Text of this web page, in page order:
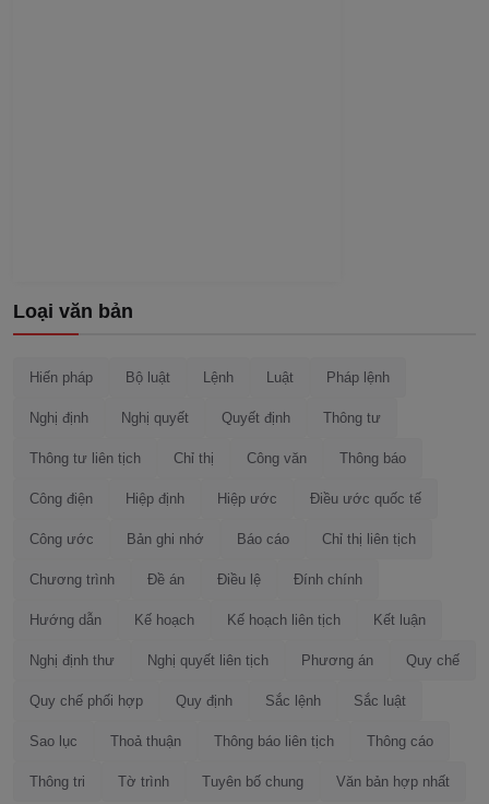
Loại văn bản
Hiến pháp Bộ luật Lệnh Luật Pháp lệnh
Nghị định Nghị quyết Quyết định Thông tư
Thông tư liên tịch Chỉ thị Công văn Thông báo
Công điện Hiệp định Hiệp ước Điều ước quốc tế
Công ước Bản ghi nhớ Báo cáo Chỉ thị liên tịch
Chương trình Đề án Điều lệ Đính chính
Hướng dẫn Kế hoạch Kế hoạch liên tịch Kết luận
Nghị định thư Nghị quyết liên tịch Phương án Quy chế
Quy chế phối hợp Quy định Sắc lệnh Sắc luật
Sao lục Thoả thuận Thông báo liên tịch Thông cáo
Thông tri Tờ trình Tuyên bố chung Văn bản hợp nhất